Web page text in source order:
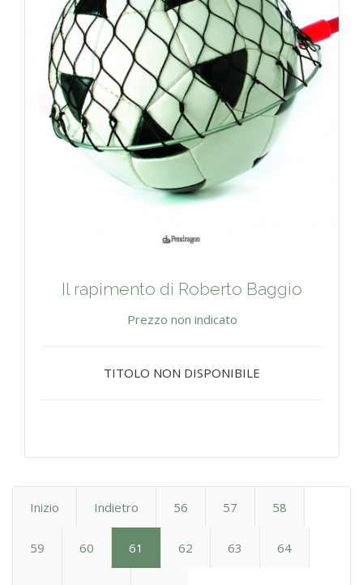
Il rapimento di Roberto Baggio
Prezzo non indicato
TITOLO NON DISPONIBILE
Inizio Indietro 56 57 58
59 60 61 62 63 64